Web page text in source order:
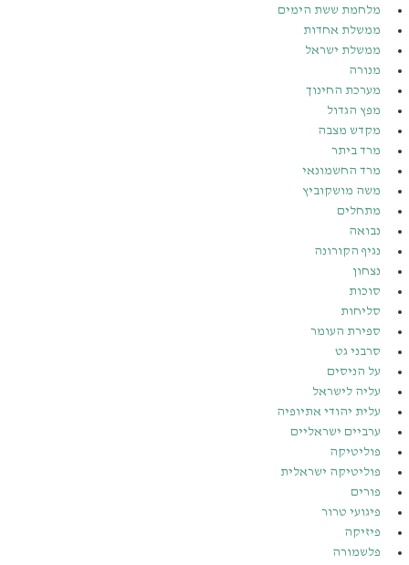
מלחמת ששת הימים
ממשלת אחדות
ממשלת ישראל
מנורה
מערכת החינוך
מפץ הגדול
מקדש מצבה
מרד ביתר
מרד החשמונאי
משה מושקוביץ
מתחלים
נבואה
נגיף הקורונה
נצחון
סוכות
סליחות
ספירת העומר
סרבני גט
על הניסים
עליה לישראל
עלית יהודי אתיופיה
ערביים ישראליים
פוליטיקה
פוליטיקה ישראלית
פורים
פיגועי טרור
פיזיקה
פלשמורה